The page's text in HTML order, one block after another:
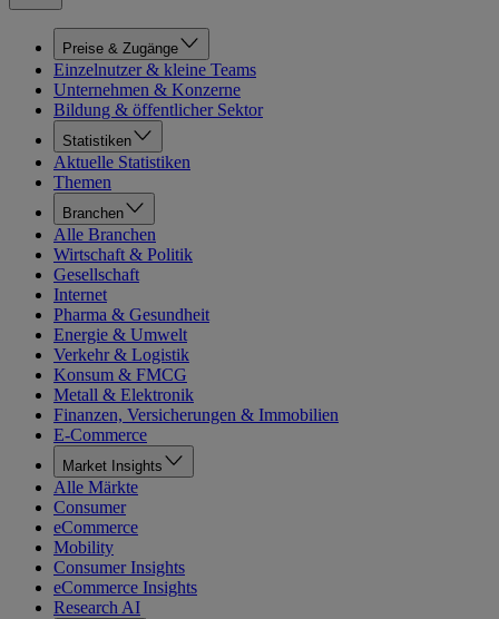
Preise & Zugänge
Einzelnutzer & kleine Teams
Unternehmen & Konzerne
Bildung & öffentlicher Sektor
Statistiken
Aktuelle Statistiken
Themen
Branchen
Alle Branchen
Wirtschaft & Politik
Gesellschaft
Internet
Pharma & Gesundheit
Energie & Umwelt
Verkehr & Logistik
Konsum & FMCG
Metall & Elektronik
Finanzen, Versicherungen & Immobilien
E-Commerce
Market Insights
Alle Märkte
Consumer
eCommerce
Mobility
Consumer Insights
eCommerce Insights
Research AI